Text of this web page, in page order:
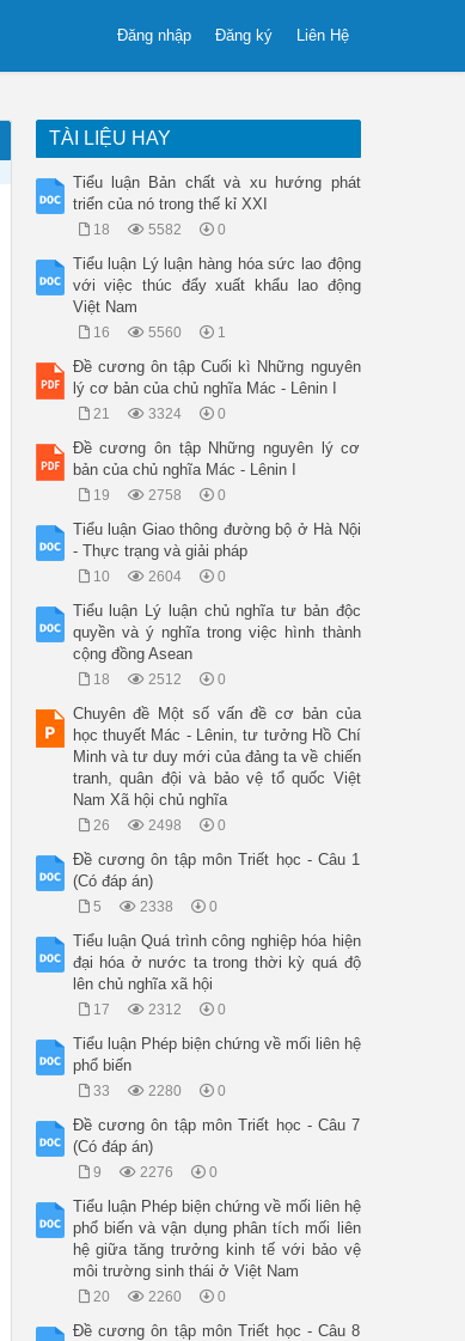
Liên Hệ
Đăng ký
Đăng nhập
TÀI LIỆU HAY
Tiểu luận Bản chất và xu hướng phát
triển của nó trong thế kỉ XXI
18 5582 0
Tiểu luận Lý luận hàng hóa sức lao động
với việc thúc đẩy xuất khẩu lao động
Việt Nam
16 5560 1
Đề cương ôn tập Cuối kì Những nguyên
lý cơ bản của chủ nghĩa Mác - Lênin I
21 3324 0
Đề cương ôn tập Những nguyên lý cơ
bản của chủ nghĩa Mác - Lênin I
19 2758 0
Tiểu luận Giao thông đường bộ ở Hà Nội
- Thực trạng và giải pháp
10 2604 0
Tiểu luận Lý luận chủ nghĩa tư bản độc
quyền và ý nghĩa trong việc hình thành
cộng đồng Asean
18 2512 0
Chuyên đề Một số vấn đề cơ bản của
học thuyết Mác - Lênin, tư tưởng Hồ Chí
Minh và tư duy mới của đảng ta về chiến
tranh, quân đội và bảo vệ tổ quốc Việt
Nam Xã hội chủ nghĩa
26 2498 0
Đề cương ôn tập môn Triết học - Câu 1
(Có đáp án)
5 2338 0
Tiểu luận Quá trình công nghiệp hóa hiện
đại hóa ở nước ta trong thời kỳ quá độ
lên chủ nghĩa xã hội
17 2312 0
Tiểu luận Phép biện chứng về mối liên hệ
phổ biến
33 2280 0
Đề cương ôn tập môn Triết học - Câu 7
(Có đáp án)
9 2276 0
Tiểu luận Phép biện chứng về mối liên hệ
phổ biến và vận dụng phân tích mối liên
hệ giữa tăng trưởng kinh tế với bảo vệ
môi trường sinh thái ở Việt Nam
20 2260 0
Đề cương ôn tập môn Triết học - Câu 8